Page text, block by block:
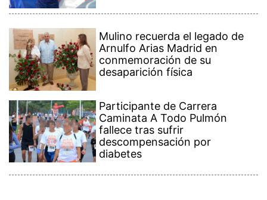
Mulino recuerda el legado de
Arnulfo Arias Madrid en
conmemoración de su
desaparición física
Participante de Carrera
Caminata A Todo Pulmón
fallece tras sufrir
descompensación por
diabetes